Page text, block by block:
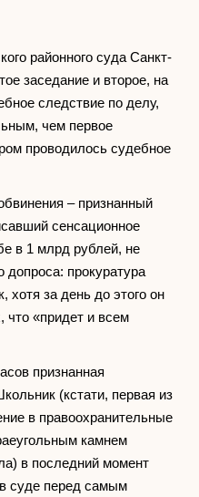
районного суда Санкт-
заседание и второе, на
следствие по делу,
чем первое
проводилось судебное
– признанный
сенсационное
в 1 млрд рублей, не
допроса: прокуратура
хотя за день до этого он
что «придет и всем
признанная
(кстати, первая из
в правоохранительные
камнем
в последний момент
в суде перед самым